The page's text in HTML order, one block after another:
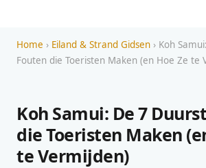
Home › Eiland & Strand Gidsen › Koh
Fouten die Toeristen Maken (en Hoe Ze te
Koh Samui: De 7
die Toeristen Maken
te Vermijden)